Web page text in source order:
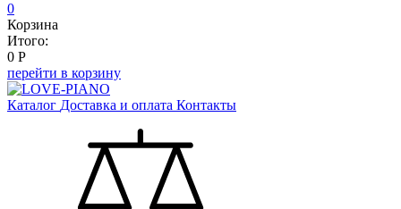
0
Корзина
Итого:
0 Р
перейти в корзину
Каталог Доставка и оплата Контакты